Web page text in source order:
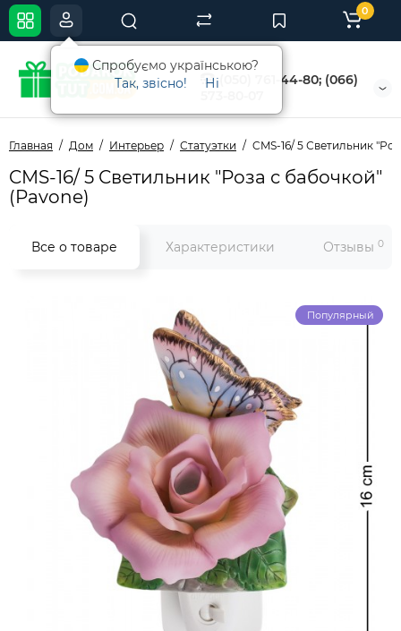
(050) 761-44-80; (066)
0
Главная Дом Интерьер Статуэтки CMS-16/ 5 Светильник
CMS-16/ 5 Светильник "Роза с бабочкой"
(Pavone)
Все о товаре Характеристики Отзывы 0
Популярный
Спробуємо українською?
Так, звісно!
Ні